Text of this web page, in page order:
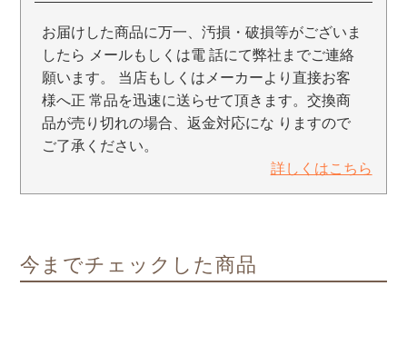
お届けした商品に万一、汚損・破損等がございま
したら メールもしくは電 話にて弊社までご連絡
願います。 当店もしくはメーカーより直接お客
様へ正 常品を迅速に送らせて頂きます。交換商
品が売り切れの場合、返金対応にな りますので
ご了承ください。
詳しくはこちら
今までチェックした商品